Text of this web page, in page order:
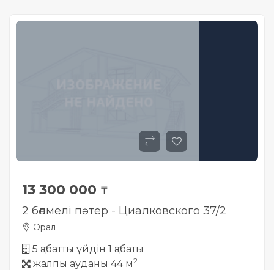
13 300 000 ₸
2 бөлмелі пәтер - Циалковского 37/2
Орал
5 қабатты үйдін 1 қабаты
жалпы ауданы 44 м2